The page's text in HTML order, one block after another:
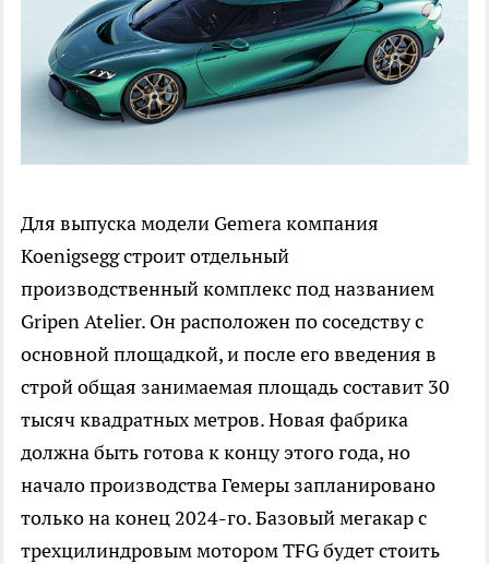
Для выпуска модели Gemera компания
Koenigsegg строит отдельный
производственный комплекс под названием
Gripen Atelier. Он расположен по соседству с
основной площадкой, и после его введения в
строй общая занимаемая площадь составит 30
тысяч квадратных метров. Новая фабрика
должна быть готова к концу этого года, но
начало производства Гемеры запланировано
только на конец 2024-го. Базовый мегакар с
трехцилиндровым мотором TFG будет стоить